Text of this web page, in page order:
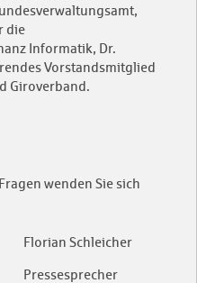
die
Informatik, Dr.
Vorstandsmitglied
Giroverband.
wenden Sie sich
Florian Schleicher
Pressesprecher